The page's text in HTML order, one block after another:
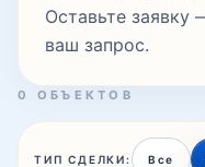
Саракуль
Оставьте
ваш запрос.
0 ОБЪЕКТОВ
ТИП СДЕЛКИ: Все